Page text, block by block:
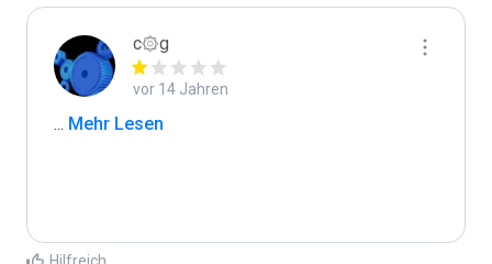
c۞g
vor 14 Jahren
... Mehr Lesen